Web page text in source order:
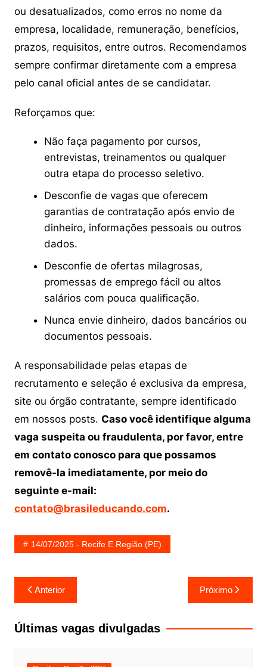
ou desatualizados, como erros no nome da
empresa, localidade, remuneração, benefícios,
prazos, requisitos, entre outros. Recomendamos
sempre confirmar diretamente com a empresa
pelo canal oficial antes de se candidatar.
Reforçamos que:
Não faça pagamento por cursos,
entrevistas, treinamentos ou qualquer
outra etapa do processo seletivo.
Desconfie de vagas que oferecem
garantias de contratação após envio de
dinheiro, informações pessoais ou outros
dados.
Desconfie de ofertas milagrosas,
promessas de emprego fácil ou altos
salários com pouca qualificação.
Nunca envie dinheiro, dados bancários ou
documentos pessoais.
A responsabilidade pelas etapas de
recrutamento e seleção é exclusiva da empresa,
site ou órgão contratante, sempre identificado
em nossos posts. Caso você identifique alguma
vaga suspeita ou fraudulenta, por favor, entre
em contato conosco para que possamos
removê-la imediatamente, por meio do
seguinte e-mail:
contato@brasileducando.com.
14/07/2025 - Recife E Região (PE)
Navegação
de
Post
Anterior Próximo
Últimas vagas divulgadas